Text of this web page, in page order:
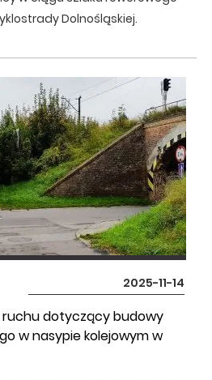
Dolnośląskiej.
2025-11-14
ruchu dotyczący budowy
w nasypie kolejowym w